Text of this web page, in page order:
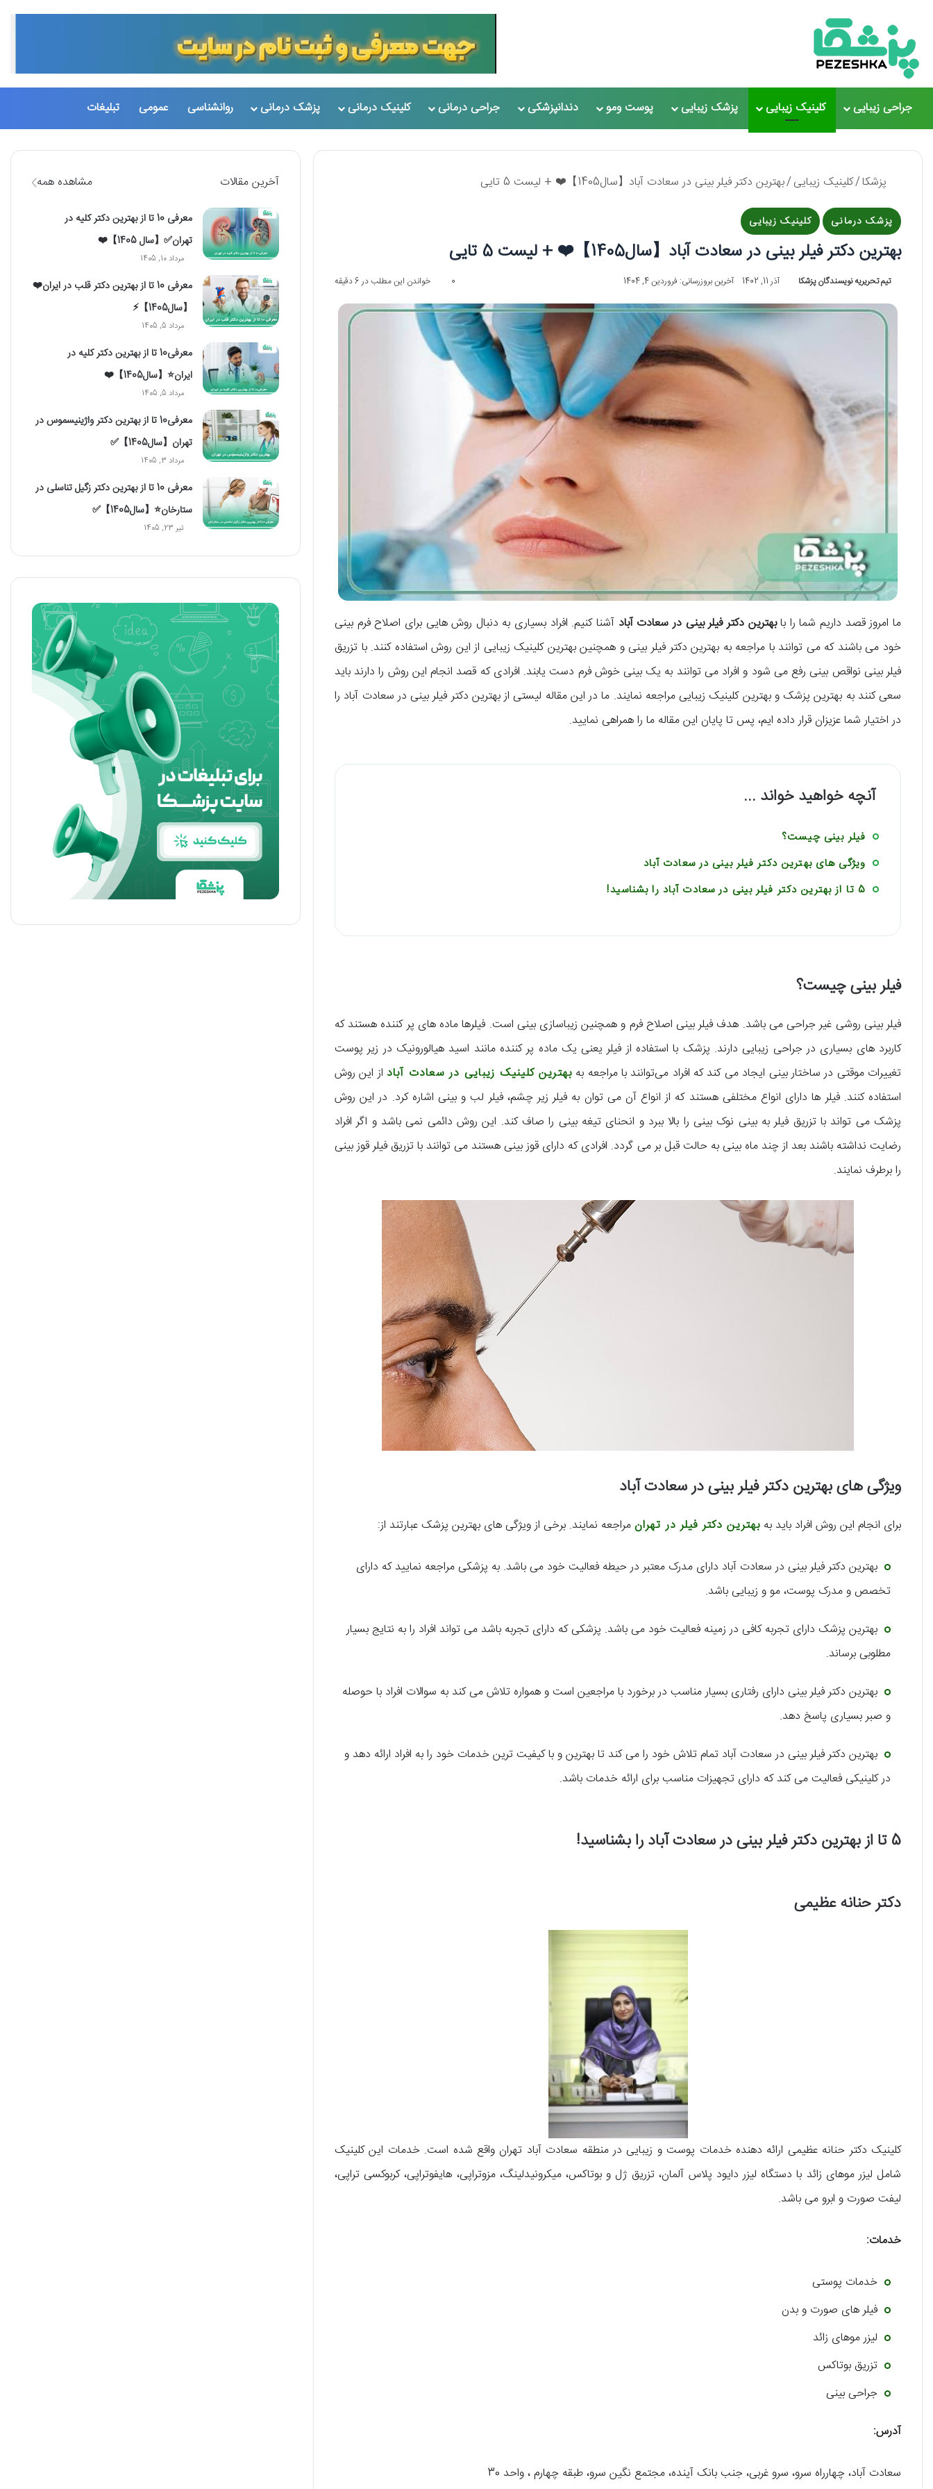
جراحی زیبایی کلینیک زیبایی پزشک زیبایی پوست ومو دندانپزشکی جراحی درمانی کلینیک درمانی پزشک درمانی روانشناسی عمومی تبلیغات
پزشکا/کلینیک زیبایی/بهترین دکتر فیلر بینی در سعادت آباد【سال1405】❤️ + لیست 5 تایی
پزشک درمانی کلینیک زیبایی
بهترین دکتر فیلر بینی در سعادت آباد【سال1405】❤️ + لیست 5 تایی
تیم تحریریه نویسندگان پزشکا آذر 11, 1402 آخرین بروزرسانی: فروردین 4, 1404 0 خواندن این مطلب در 6 دقیقه
ما امروز قصد داریم شما را بابهترین دکتر فیلر بینی در سعادت آباد آشنا کنیم. افراد بسیاری به دنبال روش هایی برای اصلاح فرم بینی
خود می باشند که می توانند با مراجعه به بهترین دکتر فیلر بینی و همچنین بهترین کلینیک زیبایی از این روش استفاده کنند. با تزریق
فیلر بینی نواقص بینی رفع می شود و افراد می توانند به یک بینی خوش فرم دست یابند. افرادی که قصد انجام این روش را دارند باید
سعی کنند به بهترین پزشک و بهترین کلینیک زیبایی مراجعه نمایند. ما در این مقاله لیستی از بهترین دکتر فیلر بینی در سعادت آباد را
در اختیار شما عزیزان قرار داده ایم، پس تا پایان این مقاله ما را همراهی نمایید.
آنچه خواهید خواند ...
فیلر بینی چیست؟
ویژگی های بهترین دکتر فیلر بینی در سعادت آباد
5 تا از بهترین دکتر فیلر بینی در سعادت آباد را بشناسید!
فیلر بینی چیست؟
فیلر بینی روشی غیر جراحی می باشد. هدف فیلر بینی اصلاح فرم و همچنین زیباسازی بینی است. فیلرها ماده های پر کننده هستند که
کاربرد های بسیاری در جراحی زیبایی دارند. پزشک با استفاده از فیلر یعنی یک ماده پر کننده مانند اسید هیالورونیک در زیر پوست
تغییرات موقتی در ساختار بینی ایجاد می کند که افراد می‌توانند با مراجعه بهبهترین کلینیک زیبایی در سعادت آباد از این روش
استفاده کنند. فیلر ها دارای انواع مختلفی هستند که از انواع آن می توان به فیلر زیر چشم، فیلر لب و بینی اشاره کرد. در این روش
پزشک می تواند با تزریق فیلر به بینی نوک بینی را بالا ببرد و انحنای تیغه بینی را صاف کند. این روش دائمی نمی باشد و اگر افراد
رضایت نداشته باشند بعد از چند ماه بینی به حالت قبل بر می گردد. افرادی که دارای قوز بینی هستند می توانند با تزریق فیلر قوز بینی
را برطرف نمایند.
ویژگی های بهترین دکتر فیلر بینی در سعادت آباد
برای انجام این روش افراد باید به بهترین دکتر فیلر در تهرانمراجعه نمایند. برخی از ویژگی های بهترین پزشک عبارتند از:
بهترین دکتر فیلر بینی در سعادت آباد دارای مدرک معتبر در حیطه فعالیت خود می باشد. به پزشکی مراجعه نمایید که دارای
تخصص و مدرک پوست، مو و زیبایی باشد.
بهترین پزشک دارای تجربه کافی در زمینه فعالیت خود می باشد. پزشکی که دارای تجربه باشد می تواند افراد را به نتایج بسیار
مطلوبی برساند.
بهترین دکتر فیلر بینی دارای رفتاری بسیار مناسب در برخورد با مراجعین است و همواره تلاش می کند به سوالات افراد با حوصله
و صبر بسیاری پاسخ دهد.
بهترین دکتر فیلر بینی در سعادت آباد تمام تلاش خود را می کند تا بهترین و با کیفیت ترین خدمات خود را به افراد ارائه دهد و
در کلینیکی فعالیت می کند که دارای تجهیزات مناسب برای ارائه خدمات باشد.
5 تا از بهترین دکتر فیلر بینی در سعادت آباد را بشناسید!
دکتر حنانه عظیمی
کلینیک دکتر حنانه عظیمی ارائه دهنده خدمات پوست و زیبایی در منطقه سعادت آباد تهران واقع شده است. خدمات این کلینیک
شامل لیزر موهای زائد با دستگاه لیزر دایود پلاس آلمان، تزریق ژل و بوتاکس، میکرونیدلینگ، مزوتراپی، هایفوتراپی، کربوکسی تراپی،
لیفت صورت و ابرو می باشد.
خدمات:
خدمات پوستی
فیلر های صورت و بدن
لیزر موهای زائد
تزریق بوتاکس
جراحی بینی
آدرس:
سعادت آباد، چهارراه سرو، سرو غربی، جنب بانک آینده، مجتمع نگین سرو، طبقه چهارم ، واحد 30
آخرین مقالات مشاهده همه
معرفی 10 تا از بهترین دکتر کلیه در
تهران✅【سال 1405】❤️
مرداد 10, 1405
معرفی 10 تا از بهترین دکتر قلب در ایران❤️
【سال1405】⚡️
مرداد 5, 1405
معرفی10 تا از بهترین دکتر کلیه در
ایران⭐【سال1405】❤️
مرداد 5, 1405
معرفی10 تا از بهترین دکتر واژینیسموس در
تهران【سال1405】✅
مرداد 3, 1405
معرفی 10 تا از بهترین دکتر زگیل تناسلی در
ستارخان⭐【سال1405】✅
تیر 23, 1405